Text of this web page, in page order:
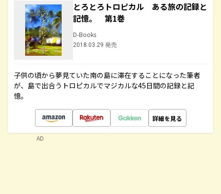
とろとろトロピカル ある旅の記録と
記憶。 第1巻
D-Books
2018.03.29 発売
子供の頃から夢見ていた南の島に滞在することになった筆者
が、島で出合うトロピカルでマジカルな45日間の記録と記
憶。
詳細を見る
AD